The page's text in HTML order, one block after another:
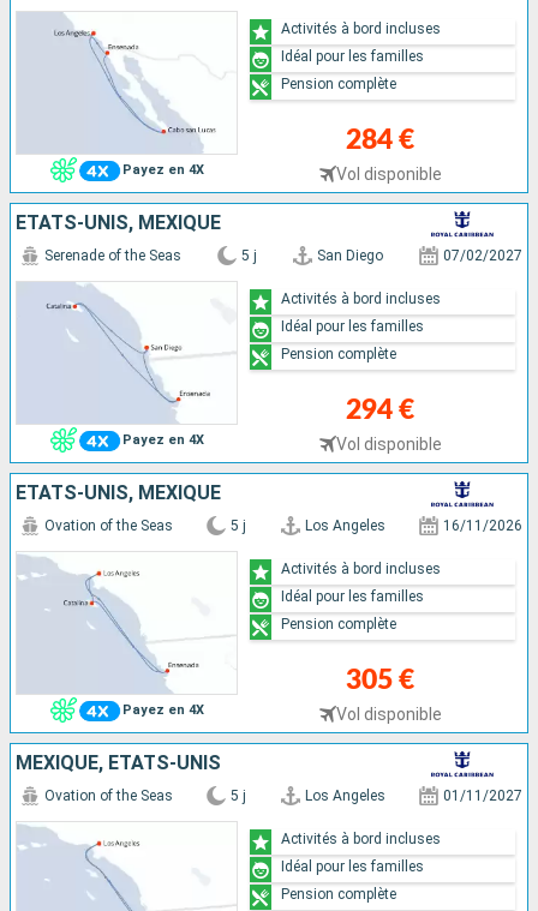
Payez en 4X
284 €
Vol disponible
Activités à bord incluses
Idéal pour les familles
Pension complète
ÉTATS-UNIS, MEXIQUE
Payez en 4X
Serenade of the Seas 5 j San Diego 07/02/2027
294 €
Vol disponible
Activités à bord incluses
Idéal pour les familles
Pension complète
ÉTATS-UNIS, MEXIQUE
Payez en 4X
Ovation of the Seas 5 j Los Angeles 16/11/2026
305 €
Vol disponible
Activités à bord incluses
Idéal pour les familles
Pension complète
MEXIQUE, ÉTATS-UNIS
Ovation of the Seas 5 j Los Angeles 01/11/2027
Activités à bord incluses
Idéal pour les familles
Pension complète